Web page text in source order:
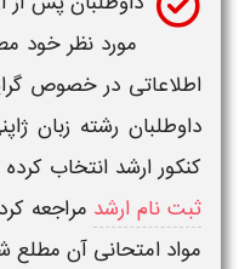
مورد نظر خود
اطلاعاتی در خصوص
داوطلبان رشته زبان
کنکور ارشد انتخاب کرده
ثبت نام ارشد مراجعه
مواد امتحانی آن مطلع